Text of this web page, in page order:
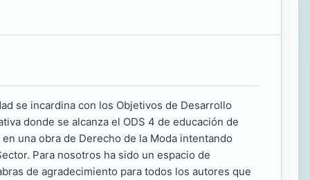
se incardina con los Objetivos de Desarrollo
donde se alcanza el ODS 4 de educación de
una obra de Derecho de la Moda intentando
Para nosotros ha sido un espacio de
de agradecimiento para todos los autores que